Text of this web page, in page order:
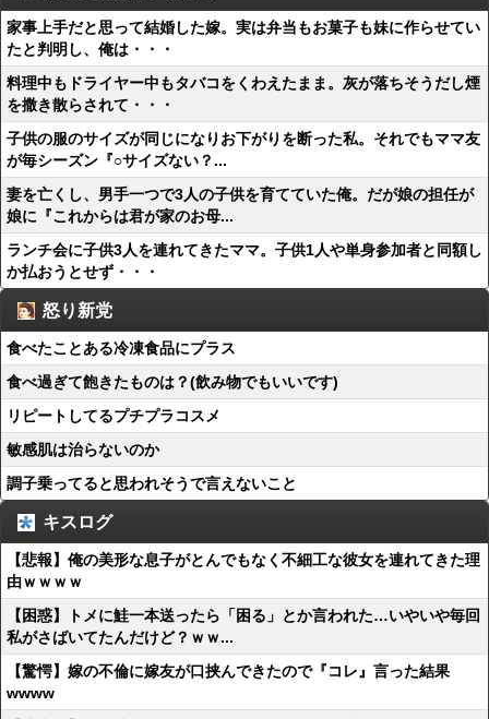
家事上手だと思って結婚した嫁。実は弁当もお菓子も妹に作らせてい
たと判明し、俺は・・・
料理中もドライヤー中もタバコをくわえたまま。灰が落ちそうだし煙
を撒き散らされて・・・
子供の服のサイズが同じになりお下がりを断った私。それでもママ友
が毎シーズン『○サイズない？...
妻を亡くし、男手一つで3人の子供を育てていた俺。だが娘の担任が
娘に『これからは君が家のお母...
ランチ会に子供3人を連れてきたママ。子供1人や単身参加者と同額し
か払おうとせず・・・
怒り新党
食べたことある冷凍食品にプラス
食べ過ぎて飽きたものは？(飲み物でもいいです)
リピートしてるプチプラコスメ
敏感肌は治らないのか
調子乗ってると思われそうで言えないこと
キスログ
【悲報】俺の美形な息子がとんでもなく不細工な彼女を連れてきた理
由ｗｗｗｗ
【困惑】トメに鮭一本送ったら「困る」とか言われた…いやいや毎回
私がさばいてたんだけど？ｗｗ...
【驚愕】嫁の不倫に嫁友が口挟んできたので『コレ』言った結果
wwww